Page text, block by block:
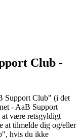
Club -
Support Club" (i det
- AaB Support
være retsgyldigt
at tilmelde dig og/eller
hvis du ikke